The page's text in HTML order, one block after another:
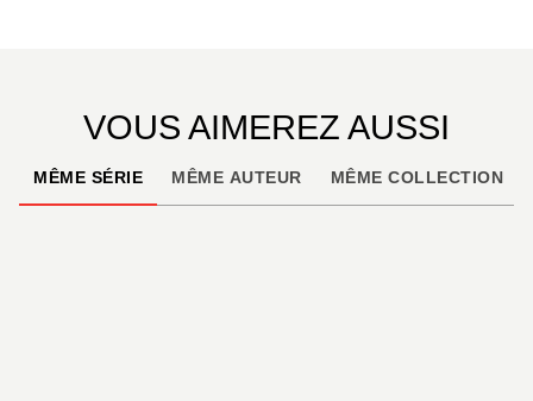
VOUS AIMEREZ AUSSI
MÊME SÉRIE MÊME AUTEUR MÊME COLLECTION